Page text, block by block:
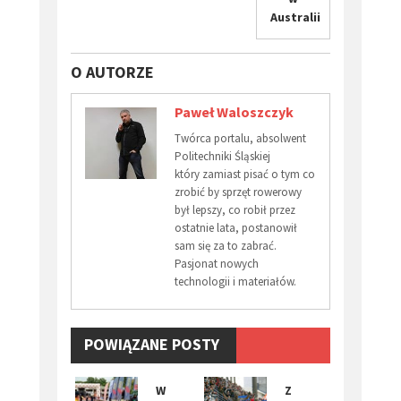
Australii
O AUTORZE
Paweł Waloszczyk
Twórca portalu, absolwent
Politechniki Śląskiej
który zamiast pisać o tym co
zrobić by sprzęt rowerowy
był lepszy, co robił przez
ostatnie lata, postanowił
sam się za to zabrać.
Pasjonat nowych
technologii i materiałów.
POWIĄZANE POSTY
​W
Z